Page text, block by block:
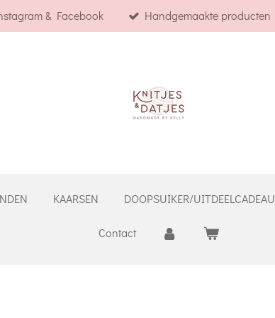
& Facebook Handgemaakte producten
KAARSEN DOOPSUIKER/UITDEELCADEAU
Contact